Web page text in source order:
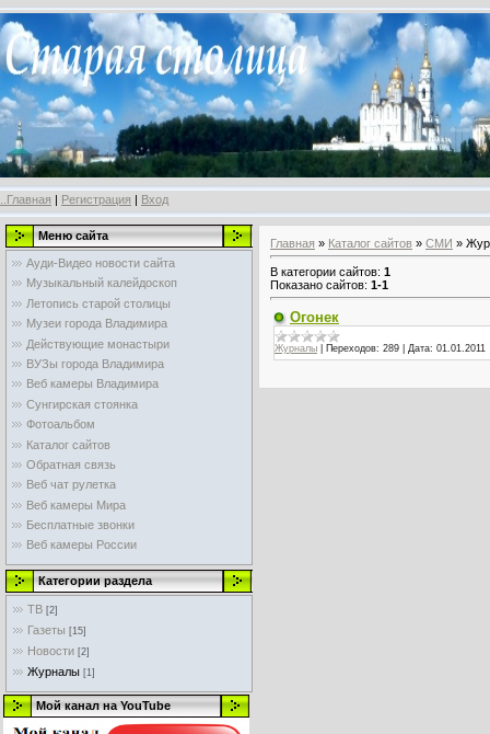
..Главная | Регистрация | Вход
Меню сайта
Ауди-Видео новости сайта
Музыкальный калейдоскоп
Летопись старой столицы
Музеи города Владимира
Действующие монастыри
ВУЗы города Владимира
Веб камеры Владимира
Сунгирская стоянка
Фотоальбом
Каталог сайтов
Обратная связь
Веб чат рулетка
Веб камеры Мира
Бесплатные звонки
Веб камеры России
Категории раздела
ТВ [2]
Газеты [15]
Новости [2]
Журналы [1]
Мой канал на YouTube
Главная » Каталог сайтов » СМИ »
В категории сайтов: 1
Показано сайтов: 1-1
Огонек
Журналы Переходов: 289 Дата: 01.01.2011